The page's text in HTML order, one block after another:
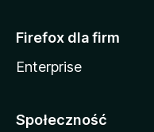
j
e
Firefox dla firm
Enterprise
Społeczność